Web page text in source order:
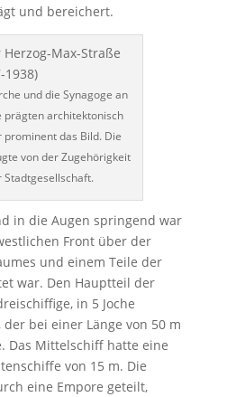
und bereichert.
und die Synagoge an
prägten architektonisch
das Bild. Die
von der Zugehörigkeit
Stadtgesellschaft.
in die Augen springend war
Front über der
und einem Teile der
war. Den Hauptteil der
in 5 Joche
bei einer Länge von 50 m
Das Mittelschiff hatte eine
von 15 m. Die
eine Empore geteilt,